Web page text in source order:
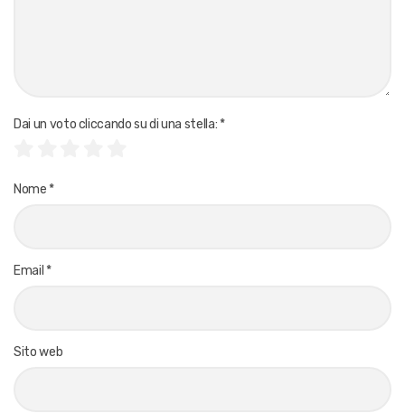
Dai un voto cliccando su di una stella: *
Nome *
Email *
Sito web